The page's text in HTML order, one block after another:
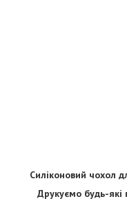
Силіконовий чохол
Друкуємо будь-